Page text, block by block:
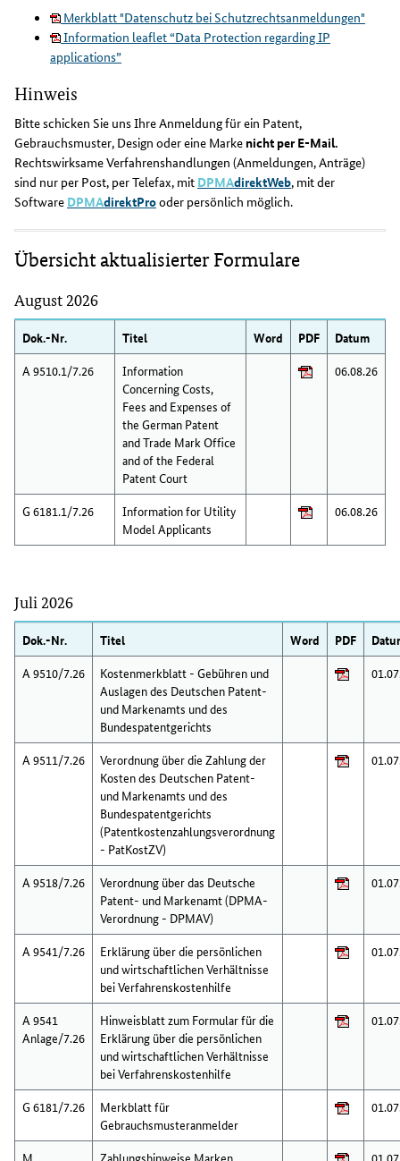
Merkblatt "Datenschutz bei Schutzrechtsanmeldungen"
Information leaflet “Data Protection regarding IP
applications”
Hinweis
Bitte schicken Sie uns Ihre Anmeldung für ein Patent,
Gebrauchsmuster, Design oder eine Marke nicht per E-Mail.
Rechtswirksame Verfahrenshandlungen (Anmeldungen, Anträge)
sind nur per Post, per Telefax, mit DPMAdirektWeb, mit der
Software DPMAdirektProoder persönlich möglich.
Übersicht aktualisierter Formulare
August 2026
Dok.-Nr. Titel Word PDF
Datum
A 9510.1/7.26
Information
Concerning Costs,
Fees and Expenses of
the German Patent
and Trade Mark Office
and of the Federal
Patent Court
06.08.26
G 6181.1/7.26
Information for Utility
Model Applicants
06.08.26
Juli 2026
Dok.-Nr. Titel Word PDF
A 9510/7.26
Kostenmerkblatt - Gebühren und
Auslagen des Deutschen Patent-
und Markenamts und des
Bundespatentgerichts
A 9511/7.26
Verordnung über die Zahlung der
Kosten des Deutschen Patent-
und Markenamts und des
Bundespatentgerichts
(Patentkostenzahlungsverordnung
- PatKostZV)
A 9518/7.26
Verordnung über das Deutsche
Patent- und Markenamt (DPMA-
Verordnung - DPMAV)
A 9541/7.26
Erklärung über die persönlichen
und wirtschaftlichen Verhältnisse
bei Verfahrenskostenhilfe
A 9541
Anlage/7.26
Hinweisblatt zum Formular für die
Erklärung über die persönlichen
und wirtschaftlichen Verhältnisse
bei Verfahrenskostenhilfe
G 6181/7.26
Merkblatt für
Gebrauchsmusteranmelder
M Zahlungshinweise Marken